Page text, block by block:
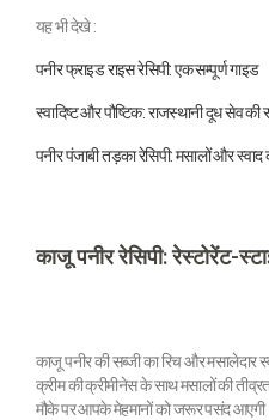
यह भी देखे :
पनीर फ्राइड राइस रेसिपी: एक सम्पूर्ण गाइड
स्वादिष्ट और पौष्टिक: राजस्थानी दूध सेव की
पनीर पंजाबी तड़का रेसिपी: मसालों और
काजू पनीर रेसिपी: रेस्टोरेंट-
काजू पनीर की सब्जी का रिच और
क्रीम की क्रीमीनेस के साथ मसालों की
मौके पर आपके मेहमानों को जरूर पसंद